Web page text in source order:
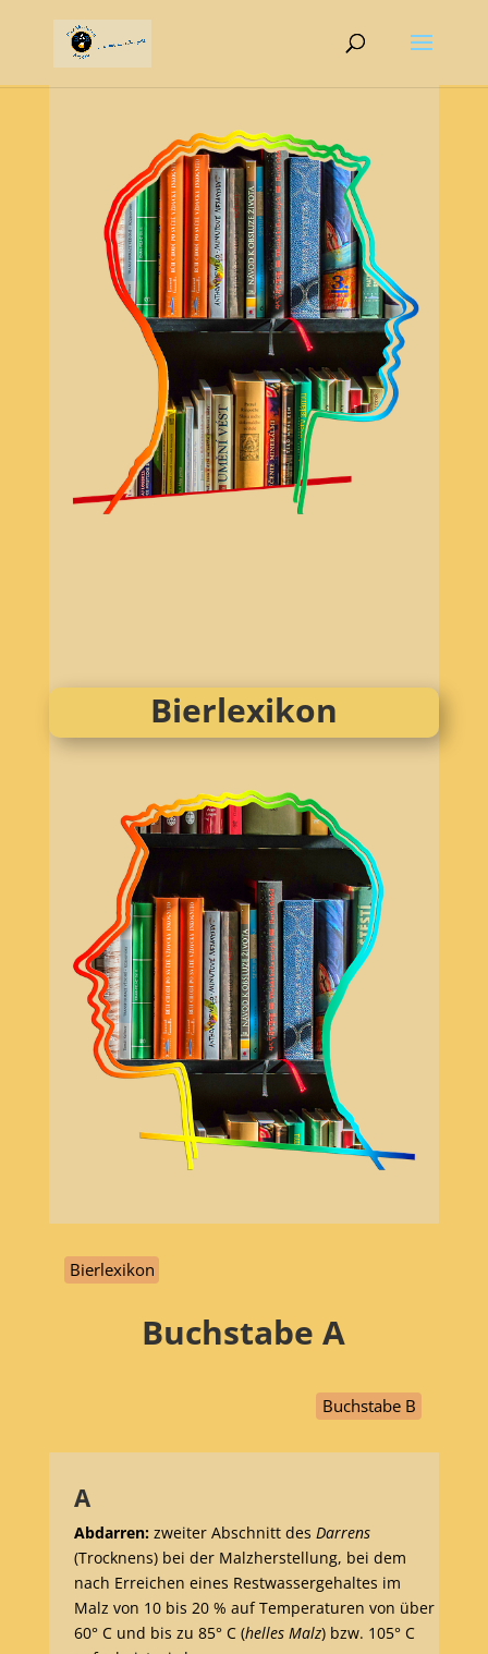
Bierlexikon
Bierlexikon
Buchstabe A
Buchstabe B
A
Abdarren:zweiter Abschnitt des Darrens
(Trocknens) bei der Malzherstellung, bei dem
nach Erreichen eines Restwassergehaltes im
Malz von 10 bis 20 % auf Temperaturen von über
60° C und bis zu 85° C (helles Malz) bzw. 105° C